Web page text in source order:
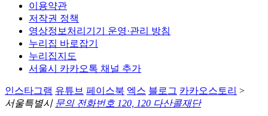
이용약관
저작권 정책
영상정보처리기기 운영·관리 방침
누리집 바로잡기
누리집지도
서울시 카카오톡 채널 추가
인스타그램 유튜브 페이스북 엑스 블로그 카카오스토리 >
서울특별시 문의 전화번호 120, 120 다산콜재단